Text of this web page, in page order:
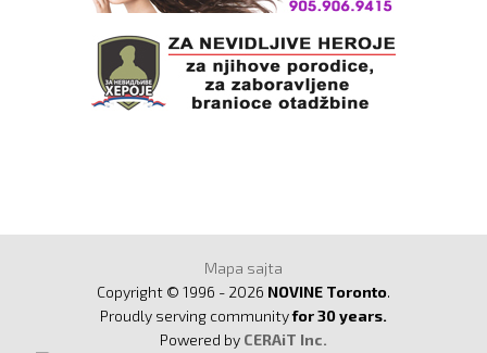
Mapa sajta
Copyright © 1996 - 2026 NOVINE Toronto.
Proudly serving communityfor 30 years.
Powered by CERAiT Inc.